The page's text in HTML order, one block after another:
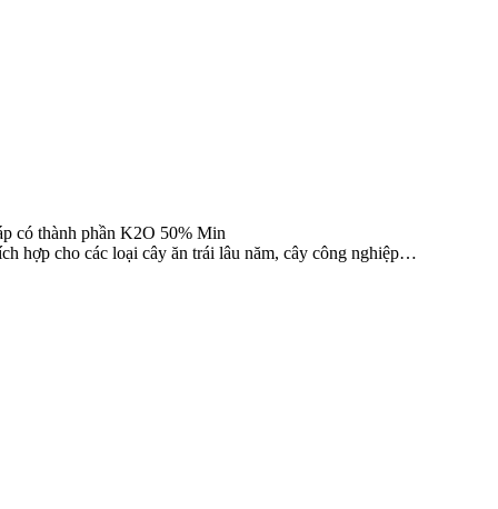
có thành phần K2O 50% Min
hợp cho các loại cây ăn trái lâu năm, cây công nghiệp…